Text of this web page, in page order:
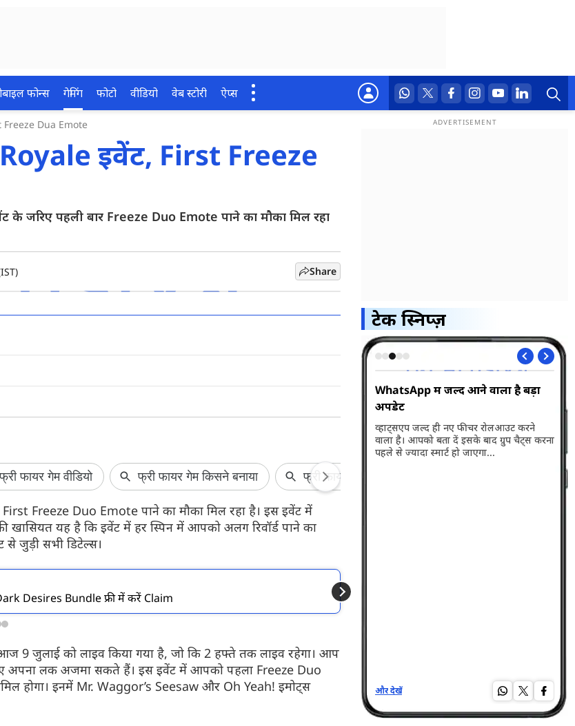
फोन्स गेमिंग फोटो वीडियो वेब स्टोरी ऐप्स
Freeze Dua Emote
इवेंट, First Freeze
जरिए पहली बार Freeze Duo Emote पाने का मौका मिल रहा
Share
Freeze Duo Emote पाने का मौका मिल रहा है। इस इवेंट में
खासियत यह है कि इवेंट में हर स्पिन में आपको अलग रिवॉर्ड पाने का
से जुड़ी सभी डिटेल्स।
Desires Bundle फ्री में करें Claim
9 जुलाई को लाइव किया गया है, जो कि 2 हफ्ते तक लाइव रहेगा। आप
अपना लक अजमा सकते हैं। इस इवेंट में आपको पहला Freeze Duo
होगा। इनमें Mr. Waggor’s Seesaw और Oh Yeah! इमोट्स
टेक स्निप्ज़
Redmi Note 17 5G भारत में हुआ
कीमत और सभी फीचर्स के बारे में...
और देखें
Airtel यूजर्स को बड़ा झटका
और देखें
WhatsApp में जल्द आने वाला है बड़ा
अपडेट
व्हाट्सएप जल्द ही नए फीचर रोलआउट करने
वाला है। आपको बता दें इसके बाद ग्रुप चैट्स करना
पहले से ज्यादा स्मार्ट हो जाएगा...
और देखें